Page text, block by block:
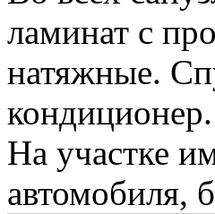
ламинат с
натяжные.
На участке
автомобиля,